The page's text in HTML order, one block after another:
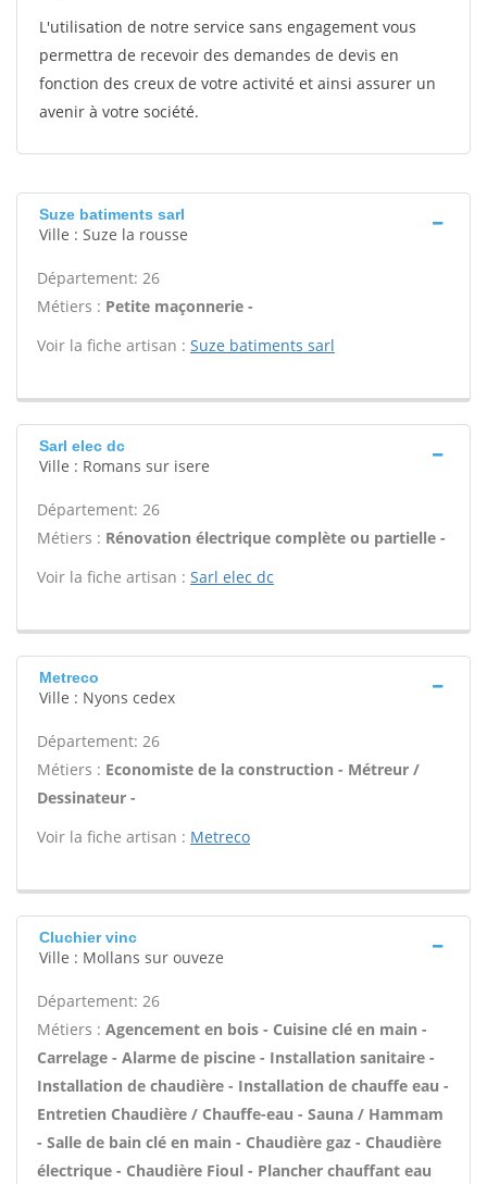
L'utilisation de notre service sans engagement vous
permettra de recevoir des demandes de devis en
fonction des creux de votre activité et ainsi assurer un
avenir à votre société.
Suze batiments sarl
Ville : Suze la rousse
Département: 26
Métiers : Petite maçonnerie -
Voir la fiche artisan : Suze batiments sarl
Sarl elec dc
Ville : Romans sur isere
Département: 26
Métiers : Rénovation électrique complète ou partielle -
Voir la fiche artisan : Sarl elec dc
Metreco
Ville : Nyons cedex
Département: 26
Métiers : Economiste de la construction - Métreur /
Dessinateur -
Voir la fiche artisan : Metreco
Cluchier vinc
Ville : Mollans sur ouveze
Département: 26
Métiers : Agencement en bois - Cuisine clé en main -
Carrelage - Alarme de piscine - Installation sanitaire -
Installation de chaudière - Installation de chauffe eau -
Entretien Chaudière / Chauffe-eau - Sauna / Hammam
- Salle de bain clé en main - Chaudière gaz - Chaudière
électrique - Chaudière Fioul - Plancher chauffant eau